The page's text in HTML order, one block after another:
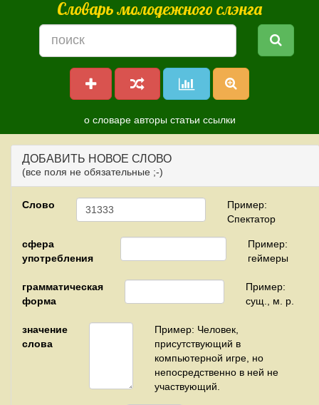
Словарь молодежного слэнга
о словаре авторы статьи ссылки
ДОБАВИТЬ НОВОЕ СЛОВО
(все поля не обязательные ;-)
Слово
Пример:
Спектатор
сфера
употребления
Пример:
геймеры
грамматическая
форма
Пример:
сущ., м. р.
значение
слова
Пример: Человек,
присутствующий в
компьютерной игре, но
непосредственно в ней не
участвующий.